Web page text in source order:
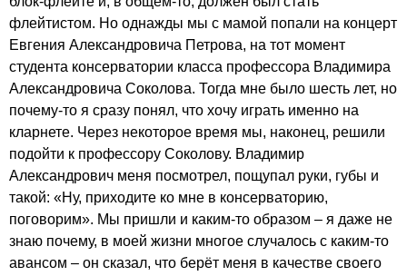
флейтистом. Но однажды мы с мамой попали на концерт
Евгения Александровича Петрова, на тот момент
студента консерватории класса профессора Владимира
Александровича Соколова. Тогда мне было шесть лет, но
почему-то я сразу понял, что хочу играть именно на
кларнете. Через некоторое время мы, наконец, решили
подойти к профессору Соколову. Владимир
Александрович меня посмотрел, пощупал руки, губы и
такой: «Ну, приходите ко мне в консерваторию,
поговорим». Мы пришли и каким-то образом – я даже не
знаю почему, в моей жизни многое случалось с каким-то
авансом – он сказал, что берёт меня в качестве своего